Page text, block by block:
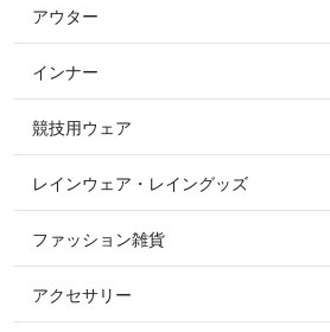
フルグリップ・尻革 キュロット
ニーグリップ・膝革 キュロット
すべてのトップス
ポロシャツ
カットソー・Tシャツ・タンクトップ
ニット・セーター
アウター
すべてのアウター
コート
ジャケット・ブルゾン
インナー
競技用ウェア
すべての競技用ウェア
ショージャケット
ショーシャツ
レインウェア・レイングッズ
ファッション雑貨
すべてのファッション雑貨
アクセサリー